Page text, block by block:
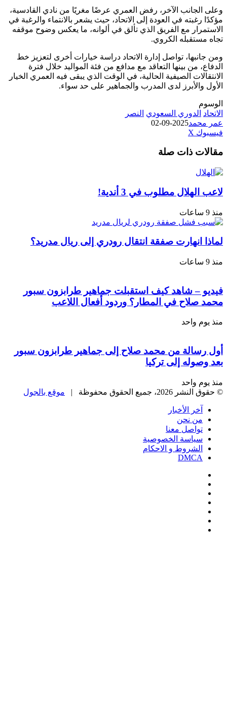
الآخر، رفض العمري عرضًا مغريًا من نادي القادسية،
في العودة إلى الاتحاد، حيث يشعر بالانتماء والرغبة في
مع الفريق الذي تألق في ألوانه، ما يعكس وضوح موقفه
الكروي.
تواصل إدارة الاتحاد دراسة خيارات أخرى لتعزيز خط
من بينها التعاقد مع مدافع من فئة المواليد خلال فترة
الصيفية الحالية، في الوقت الذي يبقى فيه العمري الخيار
لدى المدرب والجماهير على حد سواء.
الدوري السعودي النصر
2025-09-02
‫Xلينكدإن
بينتيريست
مشاركة
البريد
طباعة
ذات صلة
مطلوب في 3 أندية!
انهارت صفقة انتقال رودري إلى ريال مدريد؟
– شاهد كيف استقبلت جماهير طرابزون سبور
في المطار؟ وردود أفعال اللاعب
واحد
من محمد صلاح إلى جماهير طرابزون سبور
إلى تركيا
واحد
جميع الحقوق محفوظة |
موقع بالجول
الأخبار
نحن
معنا
الخصوصية
و الاحكام